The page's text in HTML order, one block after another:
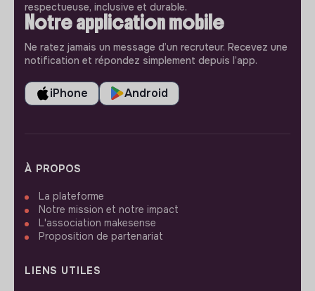
respectueuse, inclusive et durable.
Notre application mobile
Ne ratez jamais un message d’un recruteur. Recevez une
notification et répondez simplement depuis l’app.
iPhone Android
À PROPOS
La plateforme
Notre mission et notre impact
L'association makesense
Proposition de partenariat
LIENS UTILES